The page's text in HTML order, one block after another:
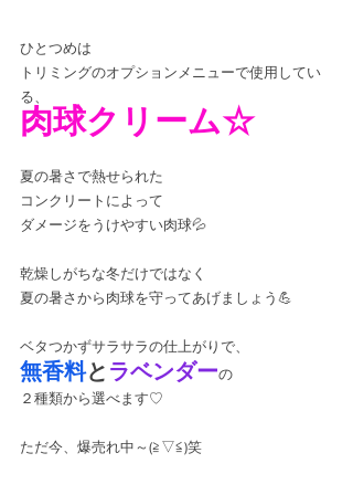
ひとつめは
トリミングのオプションメニューで使用してい
る、
肉球クリーム☆
夏の暑さで熱せられた
コンクリートによって
ダメージをうけやすい肉球💦
乾燥しがちな冬だけではなく
夏の暑さから肉球を守ってあげましょう💪
ベタつかずサラサラの仕上がりで、
無香料と ラベンダーの
２種類から選べます♡
ただ今、爆売れ中～(≧▽≦)笑